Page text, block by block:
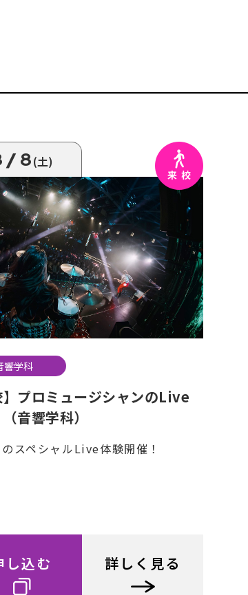
8(土)
響学科
】プロミュージシャンのLive
音響学科）
スペシャルLive体験開催！
し込む 詳しく見る